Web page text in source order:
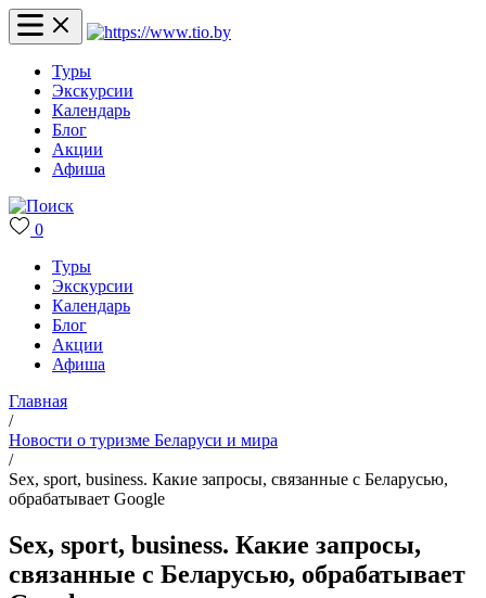
Туры
Экскурсии
Календарь
Блог
Акции
Афиша
0
Туры
Экскурсии
Календарь
Блог
Акции
Афиша
Главная
/
Новости о туризме Беларуси и мира
/
Sex, sport, business. Какие запросы, связанные с Беларусью,
обрабатывает Google
Sex, sport, business. Какие запросы,
связанные с Беларусью, обрабатывает